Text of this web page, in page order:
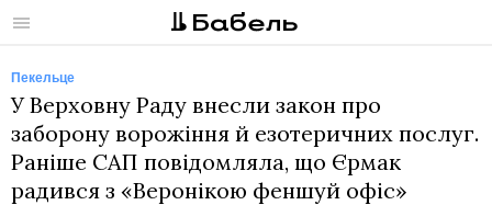
Меню
Пекельце
У Верховну Раду внесли закон про
заборону ворожіння й езотеричних послуг.
Раніше САП повідомляла, що Єрмак
радився з «Веронікою феншуй офіс»